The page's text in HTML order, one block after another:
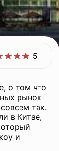
5
о том что
рынок
так.
в Китае,
и